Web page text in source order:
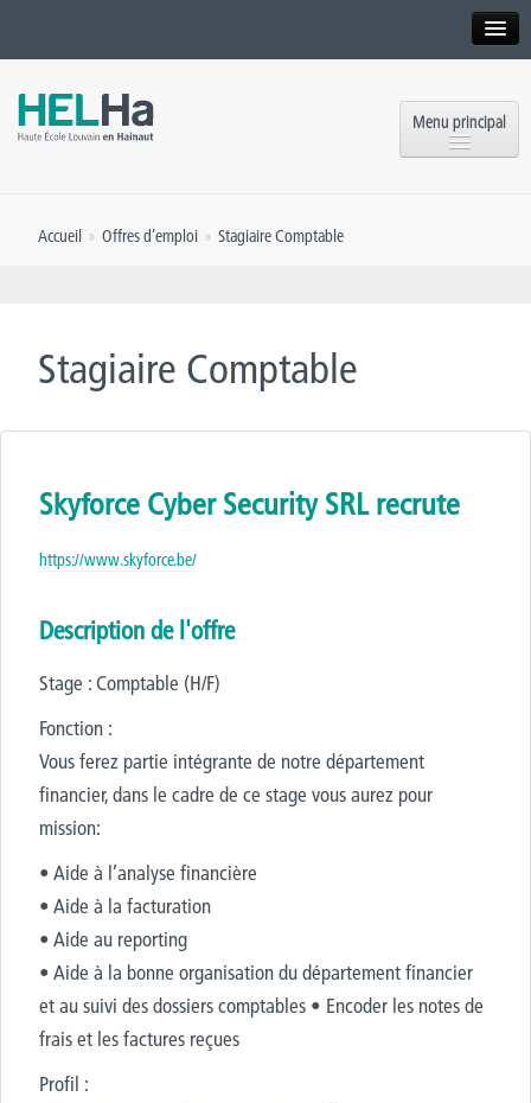
Formation continue et Recherche
Presse
Menu principal
Implantations
OEH
Rencontrez-nous
Inscriptions
Accueil » Offres d’emploi » Stagiaire Comptable
Stagiaire Comptable
Skyforce Cyber Security SRL recrute
https://www.skyforce.be/
Description de l'offre
Stage : Comptable (H/F)
Fonction :
Vous ferez partie intégrante de notre département
financier, dans le cadre de ce stage vous aurez pour
mission:
• Aide à l’analyse financière
• Aide à la facturation
• Aide au reporting
• Aide à la bonne organisation du département financier
et au suivi des dossiers comptables • Encoder les notes de
frais et les factures reçues
Profil :